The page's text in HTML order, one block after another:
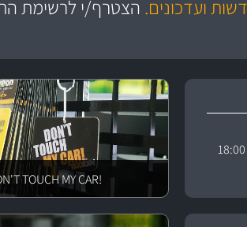
ועדכונים. הצטרף/י לרשימת
!DON'T TOUCH MY CAR